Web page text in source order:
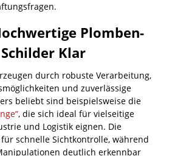
Plomben-
Klar
durch robuste Verarbeitung,
und zuverlässige
beliebt sind beispielsweise die
, die sich ideal für vielseitige
und Logistik eignen. Die
schnelle Sichtkontrolle, während
deutlich erkennbar